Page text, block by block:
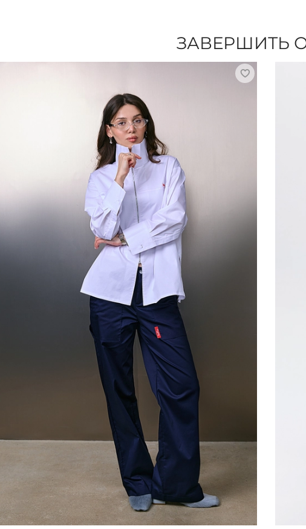
ЗАВЕРШИТЬ